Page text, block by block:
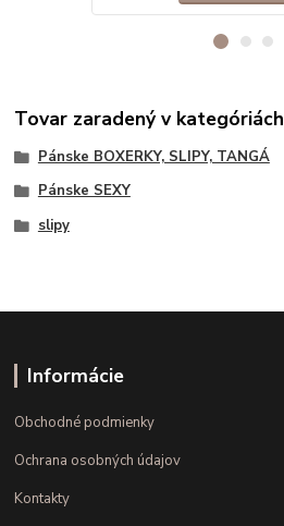
Tovar zaradený v kategóriách
Pánske BOXERKY, SLIPY, TANGÁ
Pánske SEXY
slipy
Informácie
Obchodné podmienky
Ochrana osobných údajov
Kontakty